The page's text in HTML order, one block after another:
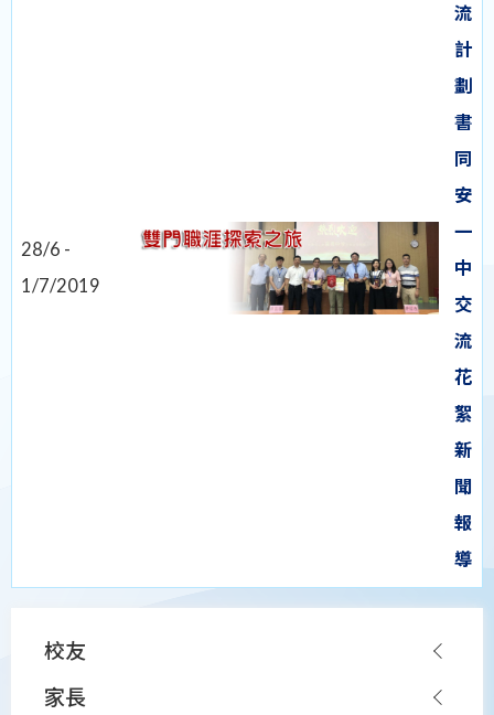
28/6 -
1/7/2019
流
計
劃
書
同
安
一
中
交
流
花
絮
新
聞
報
導
Main
navigation
校友
家長